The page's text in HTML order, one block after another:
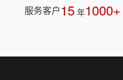
服务客户15 年1000+